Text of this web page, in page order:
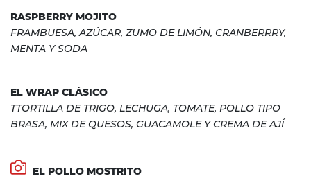
RASPBERRY MOJITO
FRAMBUESA, AZÚCAR, ZUMO DE LIMÓN, CRANBERRRY,
MENTA Y SODA
EL WRAP CLÁSICO
TTORTILLA DE TRIGO, LECHUGA, TOMATE, POLLO TIPO
BRASA, MIX DE QUESOS, GUACAMOLE Y CREMA DE AJÍ
EL POLLO MOSTRITO